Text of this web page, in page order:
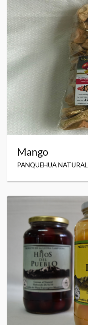
Mango
PANQUEHUA NATURAL